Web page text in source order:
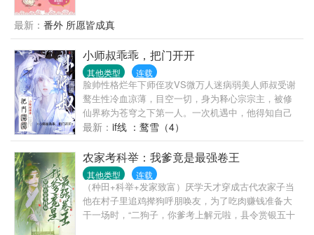
剧情，疯狂扭转命运，偶尔磕一口糖安抚受伤的心。
等她缓过神，她不仅成功活了下来，把圣职做大做
强，从废物冒牌圣女变成真圣女，还成了全系魔法
师，神格近在咫尺。推的cp们，也在不知不觉间全都
环绕在她的身边。百希以为终于可以开始她最爱的环
节了，谁知她的心声，早在不经意间，被喜欢上她的
正主们听的一清二楚。终于在她沉迷嗑糖无法自拔之
时，忍无可忍的正主们摁住了她。正经版简介：科拉
尔大陆的七位神明沉睡近千年，神迹几近消失，直到
权柄再现，人们才猛然发觉，圣女虽是人类，却比谁
都配得上主神王座。不止神明们，连魔王都心甘情愿
为她低下高贵的头颅。
最新： 番外 所愿皆成真
小师叔乖乖，把门开开
其他类型 连载
脸帅性格烂年下师侄攻VS微万人迷病弱美人师叔受谢
鹜生性冷血凉薄，目空一切，身为释心宗宗主，被修
仙界称为苍穹之下第一人。一次机遇中，他得知自己
只是一本成长流耽美小说中的npc。这就算了，他那个
八百年不联系的小师叔应拭雪还是个恶毒炮灰，痴缠
主角攻不说，多次陷害主角受，最后落得众人厌弃，
落魄身死的悲惨下场。谢鹜：“救。”谢鹜即刻动身，在
收徒大典上踢开想要拜师的主角攻，转头冲一旁准备
收徒的应拭雪阴鸷一笑：“小师叔，别来无恙。”应拭
雪：“……？”问：离开师门多年，恶名远扬的师侄突然
和我打招呼怎么办？再问：他不会想杀了我吧？*身子
最新： if线 ：鹜雪（4）
农家考科举：我爹竟是最强卷王
其他类型 连载
（种田+科举+发家致富）厌学天才穿成古代农家子当
他在村子里追鸡撵狗呼朋唤友，为了吃肉赚钱准备大
干一场时，“二狗子，你爹考上解元啦，县令赏银五十